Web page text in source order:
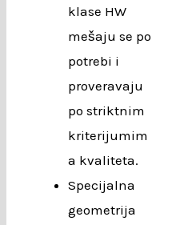
klase HW
mešaju se po
potrebi i
proveravaju
po striktnim
kriterijumim
a kvaliteta.
Specijalna
geometrija